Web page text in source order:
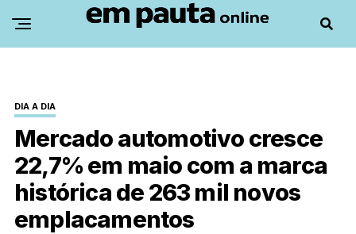
DIA A DIA
Mercado automotivo cresce
22,7% em maio com a marca
histórica de 263 mil novos
emplacamentos